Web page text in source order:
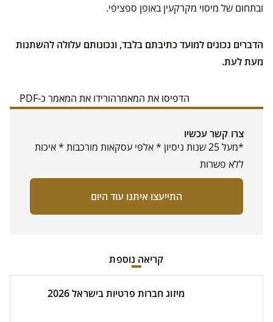
ובתחום של מיסוי מקרקעין באופן ספציפי.
הדברים נכונים למועד כתיבתם בלבד, ונכונותם עלולה להשתנות
מעת לעת.
הדפיסו את המאמרהורידו את המאמר כ-PDF
צרו קשר עכשיו
*מעל 25 שנות ניסיון * אלפי עסקאות מורכבות * איכות
ללא פשרות
התייעצו איתנו עוד היום
קריאה נוספת
מיזוג חברות פרטיות בישראל 2026